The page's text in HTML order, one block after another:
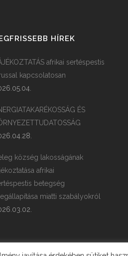
HÍREK
afrikai sertéspestis
kapcsolatosan
ÉS
község lakosságának
afrikai
betegség
miatti szabályokról